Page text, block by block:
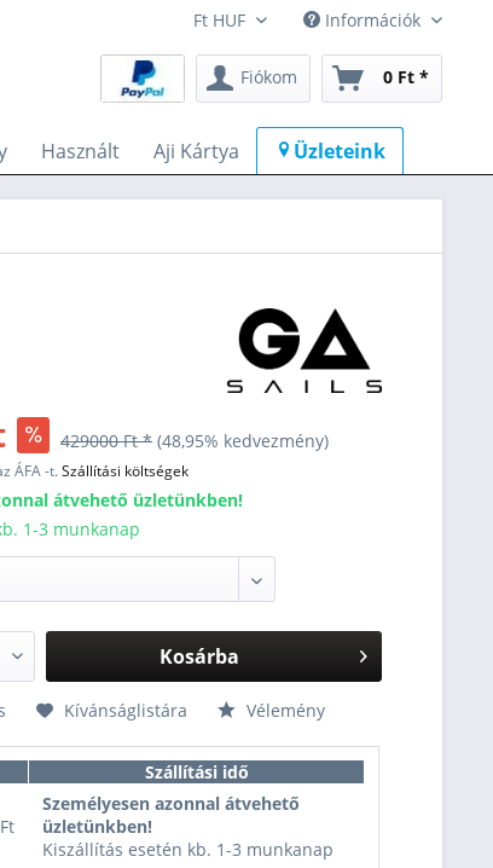
Információk
Fiókom 0 Ft *
Használt Aji Kártya Üzleteink
429000 Ft * (48,95% kedvezmény)
ÁFA -t.Szállítási költségek
átvehető üzletünkben!
1-3 munkanap
Kosárba
Kívánságlistára Vélemény
Szállítási idő
Személyesen azonnal átvehető
üzletünkben!
Kiszállítás esetén kb. 1-3 munkanap